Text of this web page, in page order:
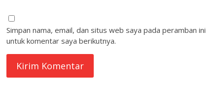
Simpan nama, email, dan situs web saya pada peramban ini
untuk komentar saya berikutnya.